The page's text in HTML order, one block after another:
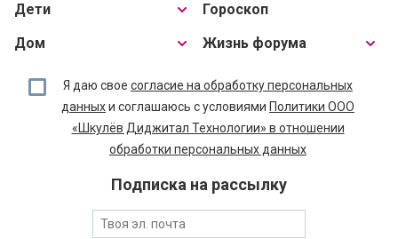
Дети
Дом
Гороскоп
Жизнь форума
Я даю свое согласие на обработку персональных
данныхи соглашаюсь с условиями Политики ООО
«Шкулёв Диджитал Технологии» в отношении
обработки персональных данных
Подписка на рассылку